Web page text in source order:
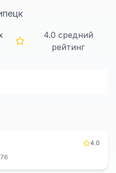
4.0 средний
рейтинг
4.0